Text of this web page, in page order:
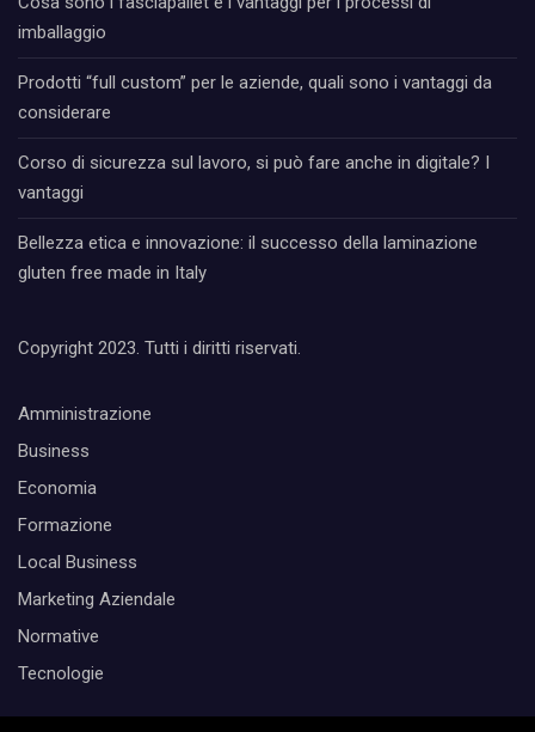
imballaggio
Prodotti “full custom” per le aziende, quali sono i vantaggi da
considerare
Corso di sicurezza sul lavoro, si può fare anche in digitale? I
vantaggi
Bellezza etica e innovazione: il successo della laminazione
gluten free made in Italy
Copyright 2023. Tutti i diritti riservati.
Amministrazione
Business
Economia
Formazione
Local Business
Marketing Aziendale
Normative
Tecnologie